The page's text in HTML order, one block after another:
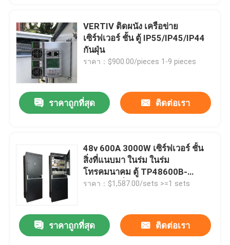
VERTIV ติดผนัง เครือข่าย
เซิร์ฟเวอร์ ชั้น ตู้ IP55/IP45/IP44
กันฝุ่น
ราคา：$900.00/pieces 1-9 pieces
ราคาถูกที่สุด ติดต่อเรา
48v 600A 3000W เซิร์ฟเวอร์ ชั้น
สิ่งที่แนบมา ในร่ม ในร่ม
โทรคมนาคม ตู้ TP48600B-
N16C1 เครื่องรับจ้างขนของในห้อง
ราคา：$1,587.00/sets >=1 sets
ราคาถูกที่สุด ติดต่อเรา